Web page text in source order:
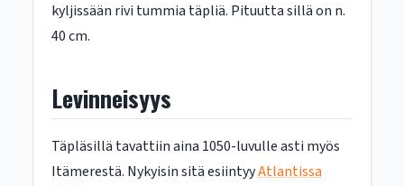
kyljissään rivi tummia täpliä. Pituutta sillä on n.
40 cm.
Levinneisyys
Täpläsillä tavattiin aina 1050-luvulle asti myös
Itämerestä. Nykyisin sitä esiintyyAtlantissa